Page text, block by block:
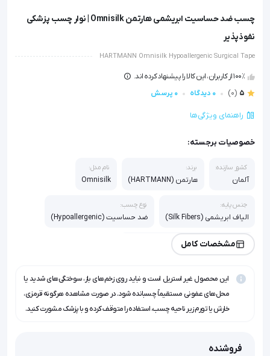
چسب ضد حساسیت ابریشمی هارتمن Omnisilk | نوار چسب پزشکی
نفوذپذیر
HARTMANN Omnisilk Hypoallergenic Surgical Tape
100٪ از کاربران، این کالا را پیشنهاد کرده اند.
5
(0) 0 دیدگاه 0 پرسش
راهنمای ویژگی‌ها
خصوصیات برجسته:
کشور سازنده:
آلمان
برند:
هارتمن (HARTMANN)
نام مدل:
Omnisilk
جنس پایه:
الیاف ابریشمی (Silk Fibers)
نوع چسب:
ضد حساسیت (Hypoallergenic)
ویژگی خاص:
قابلیت تنفس پوست و مقاوم در برابر آب
کاربری:
فیکس کردن پانسمان و تجهیزات پزشکی
مشخصات کامل
این محصول غیر استریل است و نباید روی زخم‌های باز، سوختگی‌های شدید یا
محل‌های عفونی مستقیماً چسبانده شود. در صورت مشاهده هرگونه قرمزی،
خارش یا تورم زیر ناحیه چسب، استفاده را متوقف کرده و با پزشک مشورت کنید.
فروشنده